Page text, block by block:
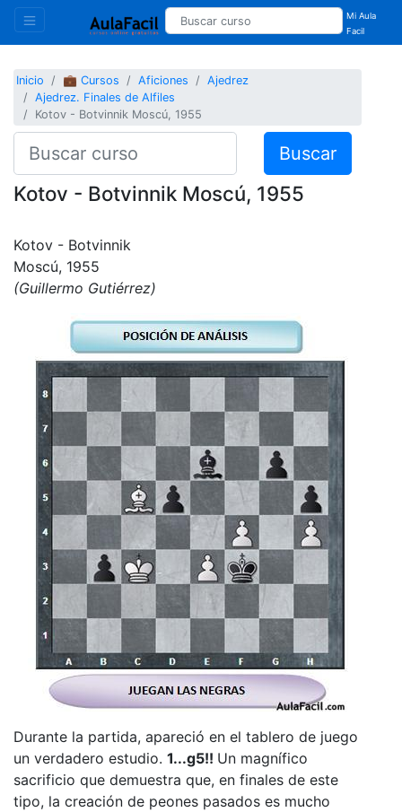
Mi Aula
Facil
Inicio 💼 Cursos Aficiones
Ajedrez
Ajedrez. Finales de Alfiles
Kotov - Botvinnik Moscú, 1955
Buscar
Kotov - Botvinnik Moscú, 1955
Kotov - Botvinnik
Moscú, 1955
(Guillermo Gutiérrez)
Durante la partida, apareció en el tablero de juego
un verdadero estudio. 1...g5!! Un magnífico
sacrificio que demuestra que, en finales de este
tipo, la creación de peones pasados es mucho